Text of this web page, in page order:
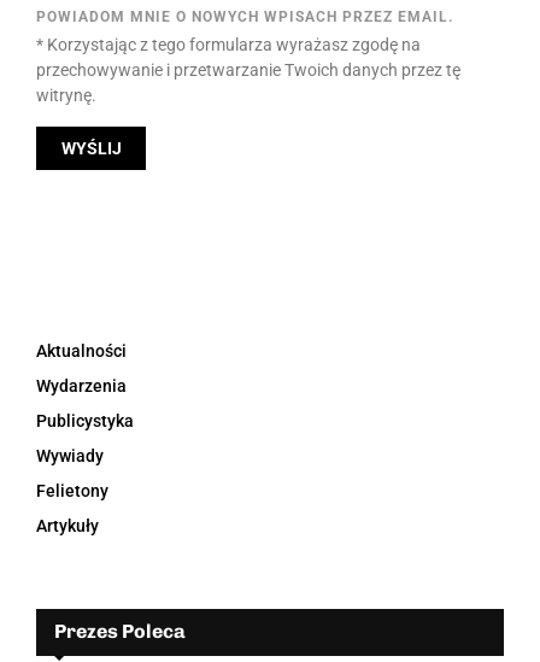
POWIADOM MNIE O NOWYCH WPISACH PRZEZ EMAIL.
* Korzystając z tego formularza wyrażasz zgodę na
przechowywanie i przetwarzanie Twoich danych przez tę
witrynę.
Aktualności
Wydarzenia
Publicystyka
Wywiady
Felietony
Artykuły
Prezes Poleca